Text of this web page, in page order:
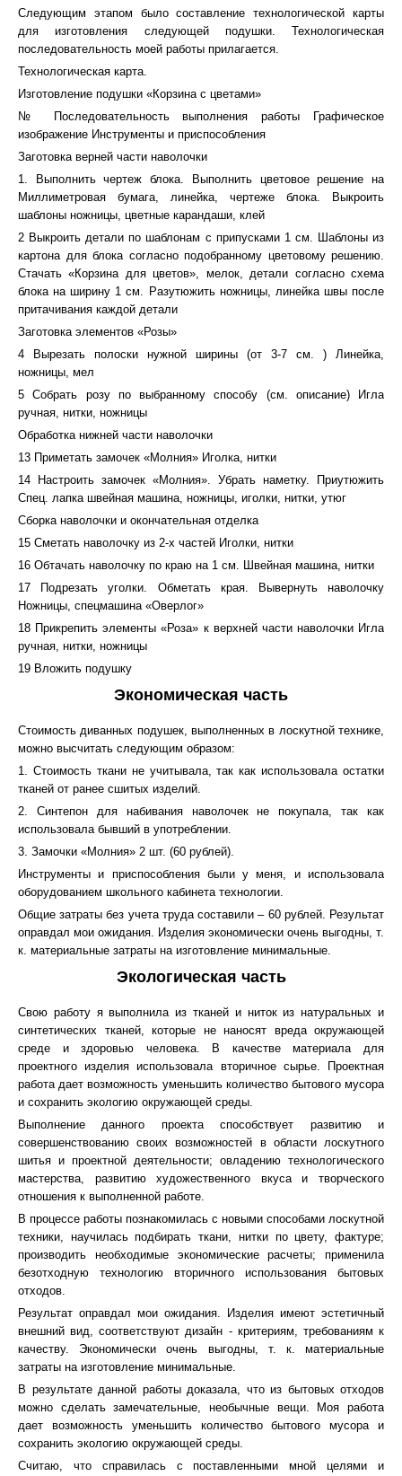
Следующим этапом было составление технологической карты
для изготовления следующей подушки. Технологическая
последовательность моей работы прилагается.
Технологическая карта.
Изготовление подушки «Корзина с цветами»
№ Последовательность выполнения работы Графическое
изображение Инструменты и приспособления
Заготовка верней части наволочки
1. Выполнить чертеж блока. Выполнить цветовое решение на
Миллиметровая бумага, линейка, чертеже блока. Выкроить
шаблоны ножницы, цветные карандаши, клей
2 Выкроить детали по шаблонам с припусками 1 см. Шаблоны из
картона для блока согласно подобранному цветовому решению.
Стачать «Корзина для цветов», мелок, детали согласно схема
блока на ширину 1 см. Разутюжить ножницы, линейка швы после
притачивания каждой детали
Заготовка элементов «Розы»
4 Вырезать полоски нужной ширины (от 3-7 см. ) Линейка,
ножницы, мел
5 Собрать розу по выбранному способу (см. описание) Игла
ручная, нитки, ножницы
Обработка нижней части наволочки
13 Приметать замочек «Молния» Иголка, нитки
14 Настроить замочек «Молния». Убрать наметку. Приутюжить
Спец. лапка швейная машина, ножницы, иголки, нитки, утюг
Сборка наволочки и окончательная отделка
15 Сметать наволочку из 2-х частей Иголки, нитки
16 Обтачать наволочку по краю на 1 см. Швейная машина, нитки
17 Подрезать уголки. Обметать края. Вывернуть наволочку
Ножницы, спецмашина «Оверлог»
18 Прикрепить элементы «Роза» к верхней части наволочки Игла
ручная, нитки, ножницы
19 Вложить подушку
Экономическая часть
Стоимость диванных подушек, выполненных в лоскутной технике,
можно высчитать следующим образом:
1. Стоимость ткани не учитывала, так как использовала остатки
тканей от ранее сшитых изделий.
2. Синтепон для набивания наволочек не покупала, так как
использовала бывший в употреблении.
3. Замочки «Молния» 2 шт. (60 рублей).
Инструменты и приспособления были у меня, и использовала
оборудованием школьного кабинета технологии.
Общие затраты без учета труда составили – 60 рублей. Результат
оправдал мои ожидания. Изделия экономически очень выгодны, т.
к. материальные затраты на изготовление минимальные.
Экологическая часть
Свою работу я выполнила из тканей и ниток из натуральных и
синтетических тканей, которые не наносят вреда окружающей
среде и здоровью человека. В качестве материала для
проектного изделия использовала вторичное сырье. Проектная
работа дает возможность уменьшить количество бытового мусора
и сохранить экологию окружающей среды.
Выполнение данного проекта способствует развитию и
совершенствованию своих возможностей в области лоскутного
шитья и проектной деятельности; овладению технологического
мастерства, развитию художественного вкуса и творческого
отношения к выполненной работе.
В процессе работы познакомилась с новыми способами лоскутной
техники, научилась подбирать ткани, нитки по цвету, фактуре;
производить необходимые экономические расчеты; применила
безотходную технологию вторичного использования бытовых
отходов.
Результат оправдал мои ожидания. Изделия имеют эстетичный
внешний вид, соответствуют дизайн - критериям, требованиям к
качеству. Экономически очень выгодны, т. к. материальные
затраты на изготовление минимальные.
В результате данной работы доказала, что из бытовых отходов
можно сделать замечательные, необычные вещи. Моя работа
дает возможность уменьшить количество бытового мусора и
сохранить экологию окружающей среды.
Считаю, что справилась с поставленными мной целями и